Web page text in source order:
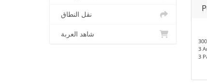
نقل النطاق
شاهد العربة
3
3